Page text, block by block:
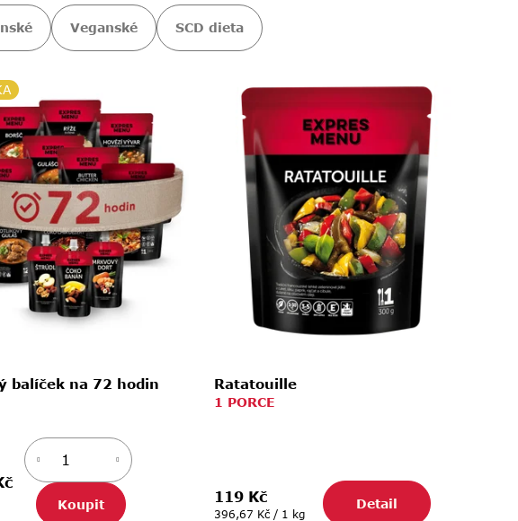
Veganské SCD dieta
balíček na 72 hodin
Koupit
Ratatouille
1 PORCE
119 Kč
Měrná
396,67 Kč / 1 kg
Detail